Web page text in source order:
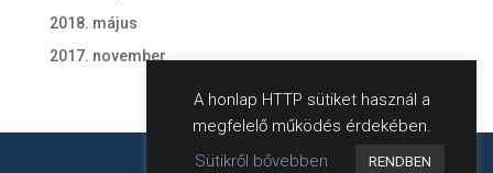
2018. május
2017. november
A honlap HTTP sütiket használ a
megfelelő működés érdekében.
Sütikről bővebben
RENDBEN